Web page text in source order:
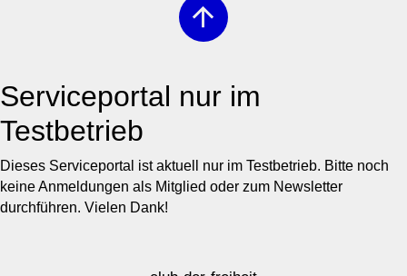
arrow_upward
Serviceportal nur im
Testbetrieb
Dieses Serviceportal ist aktuell nur im Testbetrieb. Bitte noch
keine Anmeldungen als Mitglied oder zum Newsletter
durchführen. Vielen Dank!